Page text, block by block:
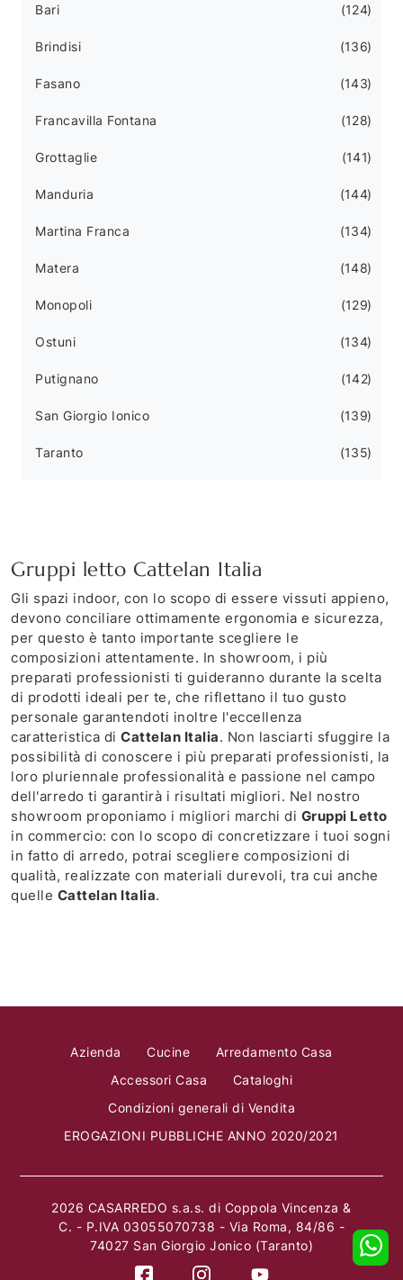
Bari 124
Brindisi 136
Fasano 143
Francavilla Fontana 128
Grottaglie 141
Manduria 144
Martina Franca 134
Matera 148
Monopoli 129
Ostuni 134
Putignano 142
San Giorgio Ionico 139
Taranto 135
Gruppi letto Cattelan Italia
Gli spazi indoor, con lo scopo di essere vissuti appieno,
devono conciliare ottimamente ergonomia e sicurezza,
per questo è tanto importante scegliere le
composizioni attentamente. In showroom, i più
preparati professionisti ti guideranno durante la scelta
di prodotti ideali per te, che riflettano il tuo gusto
personale garantendoti inoltre l'eccellenza
caratteristica di Cattelan Italia. Non lasciarti sfuggire la
possibilità di conoscere i più preparati professionisti, la
loro pluriennale professionalità e passione nel campo
dell'arredo ti garantirà i risultati migliori. Nel nostro
showroom proponiamo i migliori marchi di Gruppi Letto
in commercio: con lo scopo di concretizzare i tuoi sogni
in fatto di arredo, potrai scegliere composizioni di
qualità, realizzate con materiali durevoli, tra cui anche
quelle Cattelan Italia.
Azienda Cucine
Arredamento Casa
Accessori Casa
Cataloghi
Condizioni generali di Vendita
EROGAZIONI PUBBLICHE ANNO 2020/2021
2026 CASARREDO s.a.s. di Coppola Vincenza &
C. - P.IVA 03055070738 - Via Roma, 84/86 -
74027 San Giorgio Jonico (Taranto)